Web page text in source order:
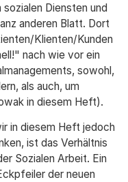
Diensten und
anderen Blatt. Dort
Klienten/Kunden
nach wie vor ein
sowohl,
als auch, um
in diesem Heft).
in diesem Heft jedoch
ist das Verhältnis
Sozialen Arbeit. Ein
der neuen